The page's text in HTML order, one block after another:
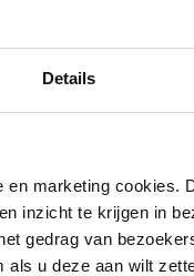
Details
marketing cookies.
inzicht te krijgen in
gedrag van
u deze aan wilt